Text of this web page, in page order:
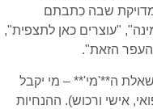
שבה כתבתם
"עוצרים כאן לתצפית",
העפר הזאת".
שאלת ה**'מי'** – מי יקבל
אישי ורכוש). ההנחיות